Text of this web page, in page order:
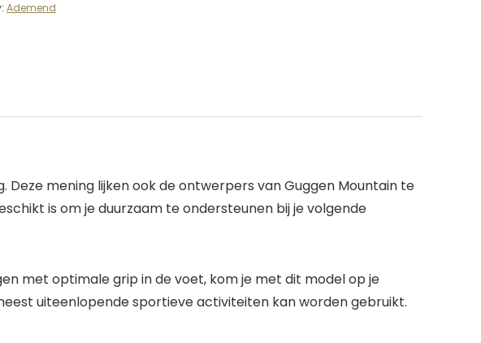
Ademend
mening lijken ook de ontwerpers van Guggen Mountain te
is om je duurzaam te ondersteunen bij je volgende
met optimale grip in de voet, kom je met dit model op je
uiteenlopende sportieve activiteiten kan worden gebruikt.